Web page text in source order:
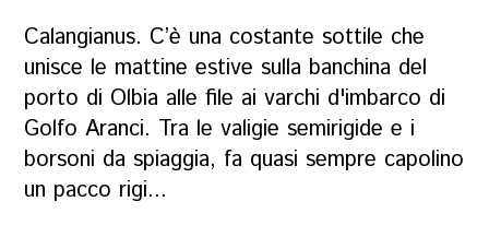
Calangianus. C’è una costante sottile che
unisce le mattine estive sulla banchina del
porto di Olbia alle file ai varchi d'imbarco di
Golfo Aranci. Tra le valigie semirigide e i
borsoni da spiaggia, fa quasi sempre capolino
un pacco rigi...